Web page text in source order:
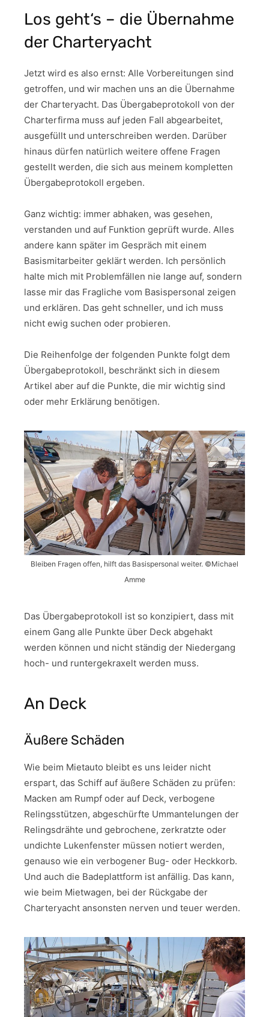
Los geht‘s – die Übernahme
der Charteryacht
Jetzt wird es also ernst: Alle Vorbereitungen sind
getroffen, und wir machen uns an die Übernahme
der Charteryacht. Das Übergabeprotokoll von der
Charterfirma muss auf jeden Fall abgearbeitet,
ausgefüllt und unterschreiben werden. Darüber
hinaus dürfen natürlich weitere offene Fragen
gestellt werden, die sich aus meinem kompletten
Übergabeprotokoll ergeben.
Ganz wichtig: immer abhaken, was gesehen,
verstanden und auf Funktion geprüft wurde. Alles
andere kann später im Gespräch mit einem
Basismitarbeiter geklärt werden. Ich persönlich
halte mich mit Problemfällen nie lange auf, sondern
lasse mir das Fragliche vom Basispersonal zeigen
und erklären. Das geht schneller, und ich muss
nicht ewig suchen oder probieren.
Die Reihenfolge der folgenden Punkte folgt dem
Übergabeprotokoll, beschränkt sich in diesem
Artikel aber auf die Punkte, die mir wichtig sind
oder mehr Erklärung benötigen.
Bleiben Fragen offen, hilft das Basispersonal weiter. ©Michael
Amme
Das Übergabeprotokoll ist so konzipiert, dass mit
einem Gang alle Punkte über Deck abgehakt
werden können und nicht ständig der Niedergang
hoch- und runtergekraxelt werden muss.
An Deck
Äußere Schäden
Wie beim Mietauto bleibt es uns leider nicht
erspart, das Schiff auf äußere Schäden zu prüfen:
Macken am Rumpf oder auf Deck, verbogene
Relingsstützen, abgeschürfte Ummantelungen der
Relingsdrähte und gebrochene, zerkratzte oder
undichte Lukenfenster müssen notiert werden,
genauso wie ein verbogener Bug- oder Heckkorb.
Und auch die Badeplattform ist anfällig. Das kann,
wie beim Mietwagen, bei der Rückgabe der
Charteryacht ansonsten nerven und teuer werden.